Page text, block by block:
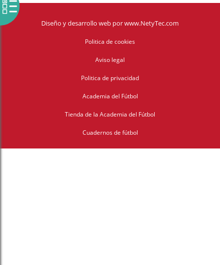
Diseño y desarrollo web porwww.NetyTec.com
Politica de cookies
Aviso legal
Politica de privacidad
Academia del Fútbol
Tienda de la Academia del Fútbol
Cuadernos de fútbol